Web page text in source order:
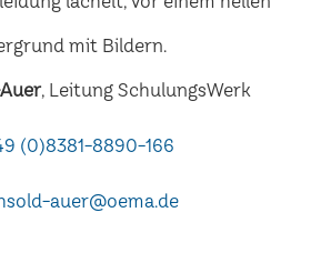
, Leitung SchulungsWerk
(0)8381-8890-166
auer@oema.de